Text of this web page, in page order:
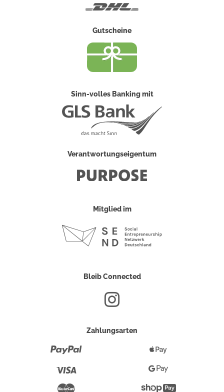
Gutscheine
Sinn-volles Banking mit
Verantwortungseigentum
Mitglied im
Bleib Connected
Zahlungsarten
Pay
Google
Pay